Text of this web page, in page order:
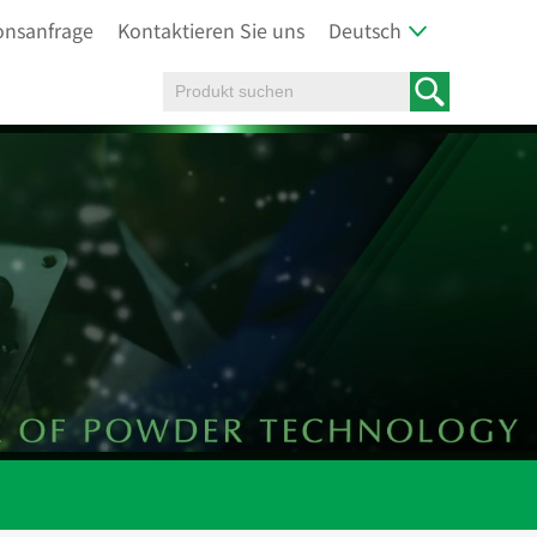
Kontaktieren Sie uns